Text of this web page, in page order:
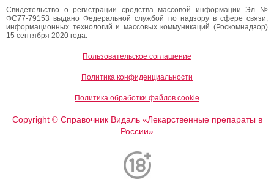
Свидетельство о регистрации средства массовой информации Эл №
ФС77-79153 выдано Федеральной службой по надзору в сфере связи,
информационных технологий и массовых коммуникаций (Роскомнадзор)
15 сентября 2020 года.
Пользовательское соглашение
Политика конфиденциальности
Политика обработки файлов cookie
Copyright ©Справочник Видаль «Лекарственные препараты в
России»